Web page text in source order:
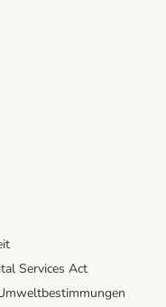
Services Act